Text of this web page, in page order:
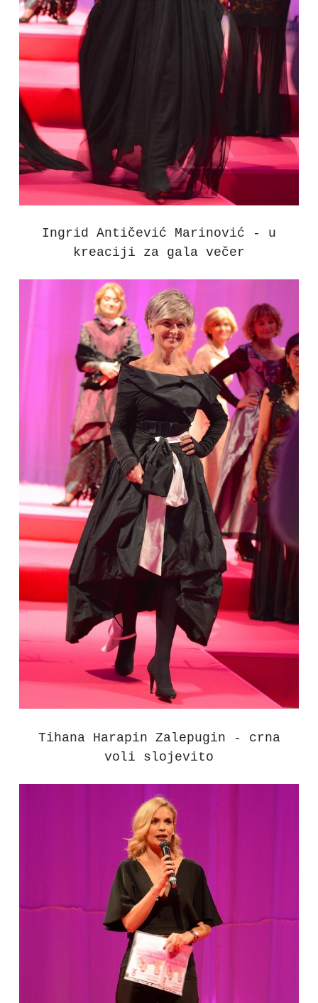
Ingrid Antičević Marinović - u
kreaciji za gala večer
Tihana Harapin Zalepugin - crna
voli slojevito